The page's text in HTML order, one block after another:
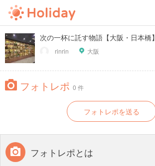
次の一杯に託す物語【大阪・日本橋】
rinrin 大阪
フォトレポ 0 件
フォトレポを送る
フォトレポとは